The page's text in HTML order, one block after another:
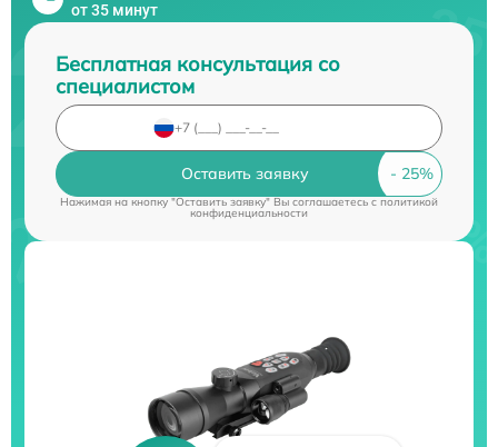
от 35 минут
Бесплатная консультация со
специалистом
Оставить заявку
Нажимая на кнопку "Оставить заявку" Вы соглашаетесь cполитикой
конфиденциальности